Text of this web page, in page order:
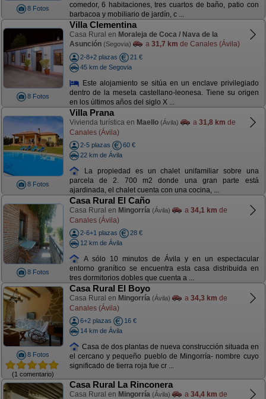
8 Fotos
comedor, 6 habitaciones, tres cuartos de baño, patio con
barbacoa y mobiliario de jardín, c ...
8 Fotos
Villa Clementina
Casa Rural en Moraleja de Coca / Nava de la
Asunción (Segovia) a 31,7 km de Canales (Ávila)
2-8+2 plazas
21 €
45 km de Segovia
Este alojamiento se sitúa en un enclave privilegiado
dentro de la meseta castellano-leonesa. Tiene su origen
en los últimos años del siglo X ...
8 Fotos
Villa Prana
Vivienda turística en Maello (Ávila) a 31,8 km de
Canales (Ávila)
2-5 plazas
60 €
22 km de Ávila
La propiedad es un chalet unifamiliar sobre una
parcela de 2. 700 m2 donde una gran parte está
ajardinada, el chalet cuenta con una cocina, ...
8 Fotos
Casa Rural El Caño
Casa Rural en Mingorría (Ávila) a 34,1 km de
Canales (Ávila)
2-6+1 plazas
28 €
12 km de Ávila
A sólo 10 minutos de Ávila y en un espectacular
entorno granítico se encuentra esta casa distribuida en
tres dormitorios dobles que cuenta a ...
8 Fotos
(1 comentario)
Casa Rural El Boyo
Casa Rural en Mingorría (Ávila) a 34,3 km de
Canales (Ávila)
6+2 plazas
16 €
14 km de Ávila
Casa de dos plantas de nueva construcción situada en
el cercano y pequeño pueblo de Mingorría- nombre cuyo
significado de tierra roja fue cr ...
Casa Rural La Rinconera
Casa Rural en Mingorría (Ávila) a 34,4 km de